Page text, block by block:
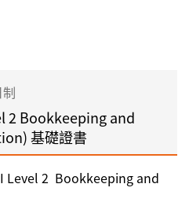
2 Bookkeeping and
基礎證書
Level 2 Bookkeeping and